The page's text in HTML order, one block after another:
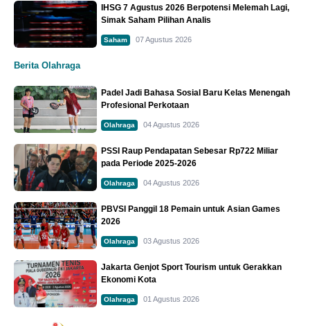
IHSG 7 Agustus 2026 Berpotensi Melemah Lagi,
Simak Saham Pilihan Analis
Saham 07 Agustus 2026
Berita Olahraga
Padel Jadi Bahasa Sosial Baru Kelas Menengah
Profesional Perkotaan
Olahraga 04 Agustus 2026
PSSI Raup Pendapatan Sebesar Rp722 Miliar
pada Periode 2025-2026
Olahraga 04 Agustus 2026
PBVSI Panggil 18 Pemain untuk Asian Games
2026
Olahraga 03 Agustus 2026
Jakarta Genjot Sport Tourism untuk Gerakkan
Ekonomi Kota
Olahraga 01 Agustus 2026